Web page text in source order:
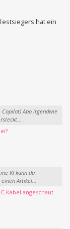
hat ein
Abo irgendwie
KI kann da
Artikel...
Kabel angeschaut